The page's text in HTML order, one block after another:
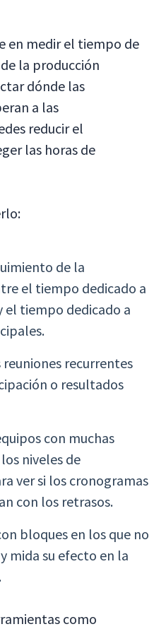
en medir el tiempo de
la producción
dónde las
a las
reducir el
las horas de
de la
el tiempo dedicado a
el tiempo dedicado a
recurrentes
o resultados
con muchas
niveles de
ver si los cronogramas
con los retrasos.
bloques en los que no
mida su efecto en la
como